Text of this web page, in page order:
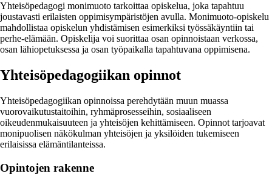
Yhteisöpedagogi monimuoto tarkoittaa opiskelua, joka tapahtuu
joustavasti erilaisten oppimisympäristöjen avulla. Monimuoto-opiskelu
mahdollistaa opiskelun yhdistämisen esimerkiksi työssäkäyntiin tai
perhe-elämään. Opiskelija voi suorittaa osan opinnoistaan verkossa,
osan lähiopetuksessa ja osan työpaikalla tapahtuvana oppimisena.
Yhteisöpedagogiikan opinnot
Yhteisöpedagogiikan opinnoissa perehdytään muun muassa
vuorovaikutustaitoihin, ryhmäprosesseihin, sosiaaliseen
oikeudenmukaisuuteen ja yhteisöjen kehittämiseen. Opinnot tarjoavat
monipuolisen näkökulman yhteisöjen ja yksilöiden tukemiseen
erilaisissa elämäntilanteissa.
Opintojen rakenne